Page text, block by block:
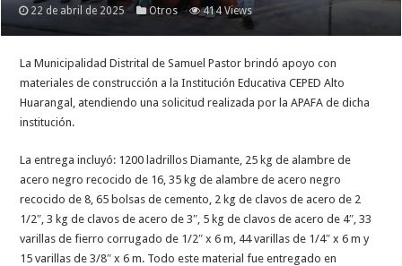
22 de abril de 2025 Otros 414 Views
La Municipalidad Distrital de Samuel Pastor brindó apoyo con
materiales de construcción a la Institución Educativa CEPED Alto
Huarangal, atendiendo una solicitud realizada por la APAFA de dicha
institución.
La entrega incluyó: 1200 ladrillos Diamante, 25 kg de alambre de
acero negro recocido de 16, 35 kg de alambre de acero negro
recocido de 8, 65 bolsas de cemento, 2 kg de clavos de acero de 2
1/2″, 3 kg de clavos de acero de 3″, 5 kg de clavos de acero de 4″, 33
varillas de fierro corrugado de 1/2″ x 6 m, 44 varillas de 1/4″ x 6 m y
15 varillas de 3/8″ x 6 m. Todo este material fue entregado en